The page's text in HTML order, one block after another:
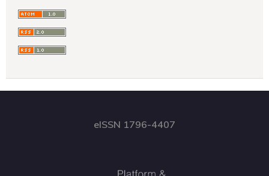
eISSN 1796-4407